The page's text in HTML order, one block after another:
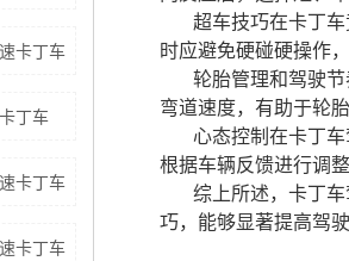
卡丁车
卡丁车
卡丁车
卡丁车
超车技巧在卡丁
时应避免硬碰硬操作
轮胎管理和驾驶
弯道速度，有助于轮
心态控制在卡丁
根据车辆反馈进行调
综上所述，卡丁
巧，能够显著提高驾